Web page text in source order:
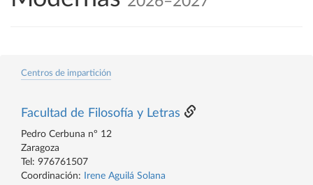
Centros de impartición
Facultad de Filosofía y Letras
Pedro Cerbuna nº 12
Zaragoza
Tel: 976761507
Coordinación:
Irene Aguilá Solana